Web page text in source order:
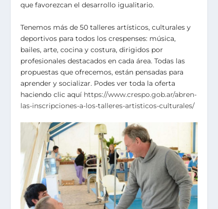
que favorezcan el desarrollo igualitario.
Tenemos más de 50 talleres artísticos, culturales y
deportivos para todos los crespenses: música,
bailes, arte, cocina y costura, dirigidos por
profesionales destacados en cada área. Todas las
propuestas que ofrecemos, están pensadas para
aprender y socializar. Podes ver toda la oferta
haciendo clic aquí https://www.crespo.gob.ar/abren-
las-inscripciones-a-los-talleres-artisticos-culturales/